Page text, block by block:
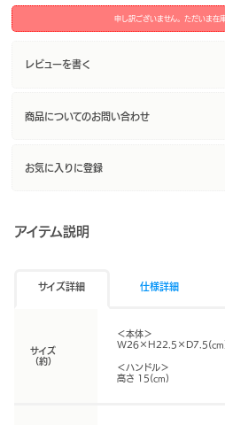
申し訳ございません。ただいま在
レビューを書く
商品についてのお問い合わせ
お気に入りに登録
アイテム説明
サイズ詳細 仕様詳細
サイズ
（約）
＜本体＞
＜ハンドル＞
高さ 15(cm)